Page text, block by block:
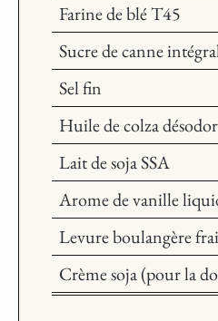
Farine de blé T45
Sucre de canne
Sel fin
Huile de colza
Lait de soja SSA
Arome de vanille
Levure boulangère
Crème soja (pour la